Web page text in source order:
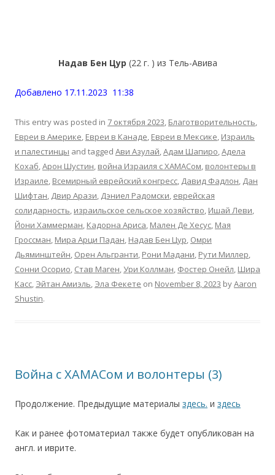
Надав Бен Цур (22 г. ) из Тель-Авива
Добавлено 17.11.2023 11:38
This entry was posted in 7 октября 2023, Благотворительность,
Евреи в Америке, Евреи в Канаде, Евреи в Мексике, Израиль
и палестинцы and tagged Ави Азулай,Адам Шапиро,Адела
Кохаб,Арон Шустин, война Израиля с ХАМАСом, волонтеры в
Израиле, Всемирный еврейский конгресс, Давид Фадлон, Дан
Шифтан, Двир Арази, Дэниел Радомски, еврейская
солидарность, израильское сельское хозяйство, Ишай Леви,
Йони Хаммерман, Кадорна Ариса, Мален Де Хесус, Мая
Гроссман, Мира Арци Падан, Надав Бен Цур, Омри
Дьяминштейн, Орен Альгранти, Рони Мадани, Рути Миллер,
Сонни Осорио, Став Маген,Ури Коллман, Фостер Онейл, Шира
Касс, Эйтан Амиэль, Эла Фекете on November 8, 2023 byAaron
Shustin.
Война с ХАМАСом и волонтеры (3)
Продолжение. Предыдущие материалы здесь. и здесь
Как и ранее фотоматериал также будет опубликован на
англ. и иврите.